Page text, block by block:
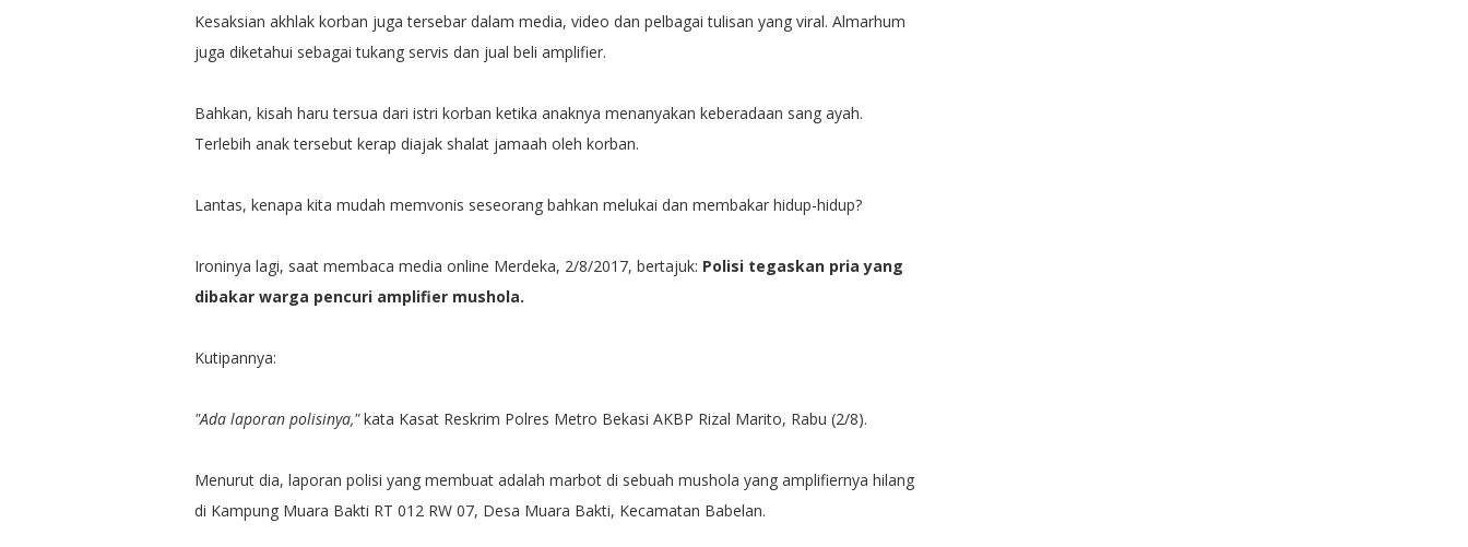
Kesaksian akhlak korban juga tersebar dalam media, video dan pelbagai tulisan yang viral. Almarhum
juga diketahui sebagai tukang servis dan jual beli amplifier​.
Bahkan, kisah haru tersua dari istri korban ketika anaknya menanyakan keberadaan sang ayah.
Terlebih anak tersebut kerap diajak shalat jamaah oleh korban.
Lantas, kenapa kita mudah memvonis seseorang bahkan melukai dan membakar hidup-hidup?
Ironinya lagi, saat membaca media online Merdeka, 2/8/2017, bertajuk: Polisi tegaskan pria yang
dibakar warga pencuri amplifier mushola.
Kutipannya:
"Ada laporan polisinya,"kata Kasat Reskrim Polres Metro Bekasi AKBP Rizal Marito, Rabu (2/8).
Menurut dia, laporan polisi yang membuat adalah marbot di sebuah mushola yang amplifiernya hilang
di Kampung Muara Bakti RT 012 RW 07, Desa Muara Bakti, Kecamatan Babelan.